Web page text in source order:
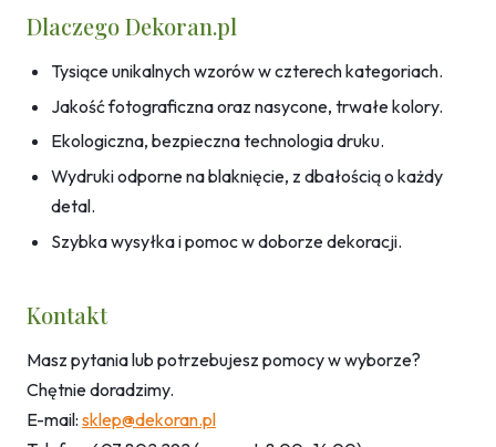
Dlaczego Dekoran.pl
Tysiące unikalnych wzorów w czterech kategoriach.
Jakość fotograficzna oraz nasycone, trwałe kolory.
Ekologiczna, bezpieczna technologia druku.
Wydruki odporne na blaknięcie, z dbałością o każdy
detal.
Szybka wysyłka i pomoc w doborze dekoracji.
Kontakt
Masz pytania lub potrzebujesz pomocy w wyborze?
Chętnie doradzimy.
E-mail: sklep@dekoran.pl